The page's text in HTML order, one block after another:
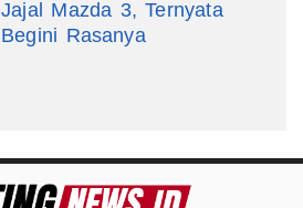
Jajal Mazda 3, Ternyata
Begini Rasanya